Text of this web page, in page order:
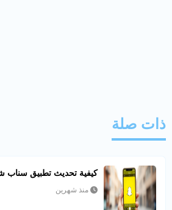
ذات صلة
كيفية تحديث تطبيق سناب
منذ شهرين